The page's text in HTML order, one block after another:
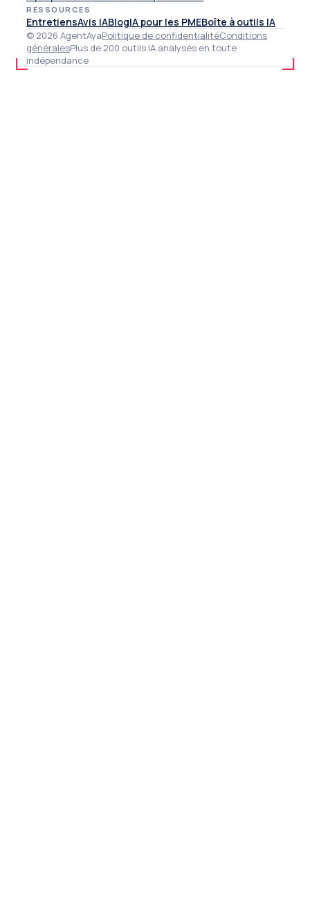
RESSOURCES
EntretiensAvis IABlogIA pour les PMEBoîte à outils IA
© 2026 AgentAyaPolitique de confidentialitéConditions
généralesPlus de 200 outils IA analysés en toute
indépendance